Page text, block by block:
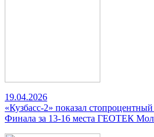
19.04.2026
«Кузбасс-2» показал
Финала за 13-16 места ГЕОТЕК